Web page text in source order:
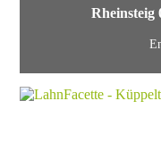
Rheinsteig